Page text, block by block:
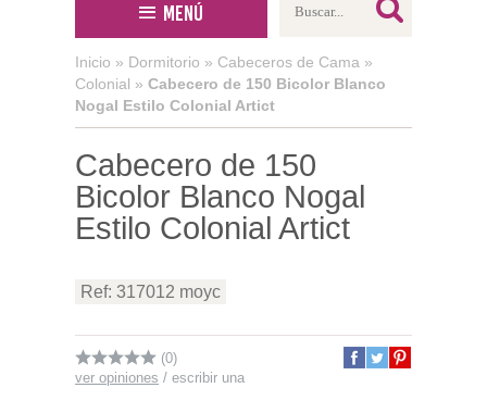
Menú
Inicio » Dormitorio » Cabeceros de Cama »
Colonial » Cabecero de 150 Bicolor Blanco
Nogal Estilo Colonial Artict
Cabecero de 150
Bicolor Blanco Nogal
Estilo Colonial Artict
Ref: 317012 moyc
(0)
ver opiniones / escribir una